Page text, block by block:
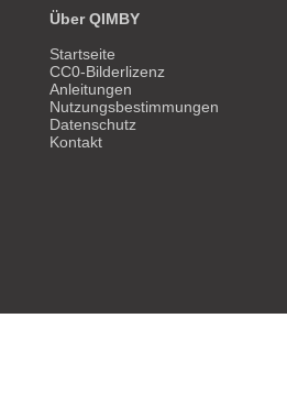
Über QIMBY
Startseite
CC0-Bilderlizenz
Anleitungen
Nutzungsbestimmungen
Datenschutz
Kontakt